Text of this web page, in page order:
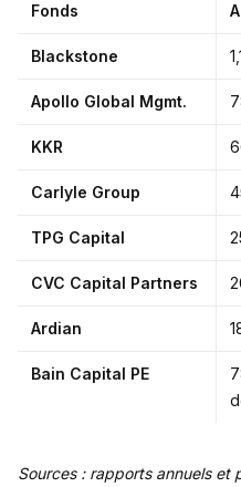
Fonds
Blackstone
Apollo Global Mgmt.
KKR
Carlyle Group
TPG Capital
CVC Capital Partners
Ardian
Bain Capital PE
Sources : rapports annuels et